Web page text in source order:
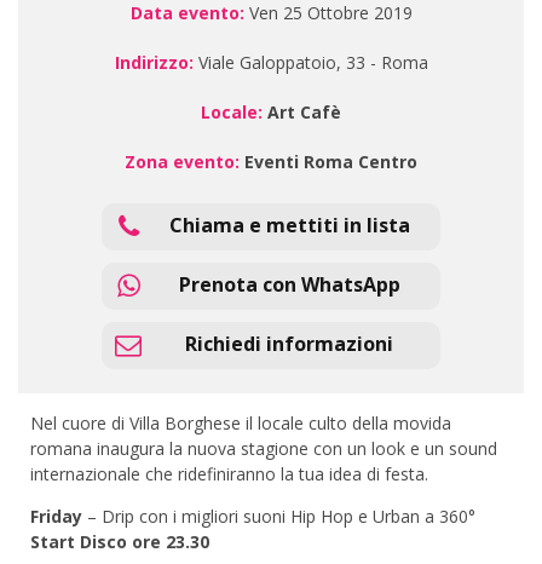
Data evento: Ven 25 Ottobre 2019
Indirizzo: Viale Galoppatoio, 33 - Roma
Locale: Art Cafè
Zona evento: Eventi Roma Centro
Chiama e mettiti in lista
Prenota con WhatsApp
Richiedi informazioni
Nel cuore di Villa Borghese il locale culto della movida
romana inaugura la nuova stagione con un look e un sound
internazionale che ridefiniranno la tua idea di festa.
Friday – Drip con i migliori suoni Hip Hop e Urban a 360°
Start Disco ore 23.30